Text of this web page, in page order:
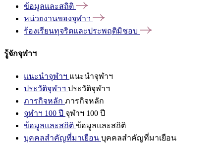
ข้อมูลและสถิติ
หน่วยงานของจุฬาฯ
ร้องเรียนทุจริตและประพฤติมิชอบ
รู้จักจุฬาฯ
แนะนำจุฬาฯ แนะนำจุฬาฯ
ประวัติจุฬาฯ ประวัติจุฬาฯ
ภารกิจหลัก ภารกิจหลัก
จุฬาฯ 100 ปี จุฬาฯ 100 ปี
ข้อมูลและสถิติ ข้อมูลและสถิติ
บุคคลสำคัญที่มาเยือน บุคคลสำคัญที่มาเยือน